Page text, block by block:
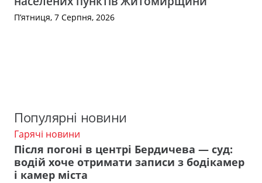
П’ятниця, 7 Серпня, 2026
Популярні новини
Гарячі новини
Після погоні в центрі Бердичева — суд:
водій хоче отримати записи з бодікамер
і камер міста